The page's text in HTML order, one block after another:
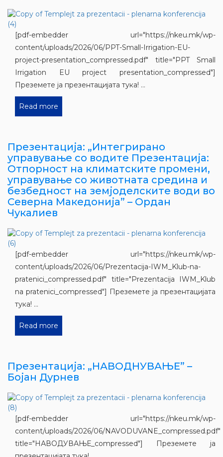
[pdf-embedder url="https://nkeu.mk/wp-
content/uploads/2026/06/PPT-Small-Irrigation-EU-
project-presentation_compressed.pdf" title="PPT Small
Irrigation EU project presentation_compressed"]
Преземете ја презентацијата тука! ...
Read more
Презентација: „Интегрирано
управување со водите Презентација:
Отпорност на климатските промени,
управување со животната средина и
безбедност на земјоделските води во
Северна Македонија” – Ордан
Чукалиев
[pdf-embedder url="https://nkeu.mk/wp-
content/uploads/2026/06/Prezentacija-IWM_Klub-na-
pratenici_compressed.pdf" title="Prezentacija IWM_Klub
na pratenici_compressed"] Преземете ја презентацијата
тука! ...
Read more
Презентација: „НАВОДНУВАЊЕ” –
Бојан Дурнев
[pdf-embedder url="https://nkeu.mk/wp-
content/uploads/2026/06/NAVODUVANE_compressed.pdf"
title="НАВОДУВАЊЕ_compressed"] Преземете ја